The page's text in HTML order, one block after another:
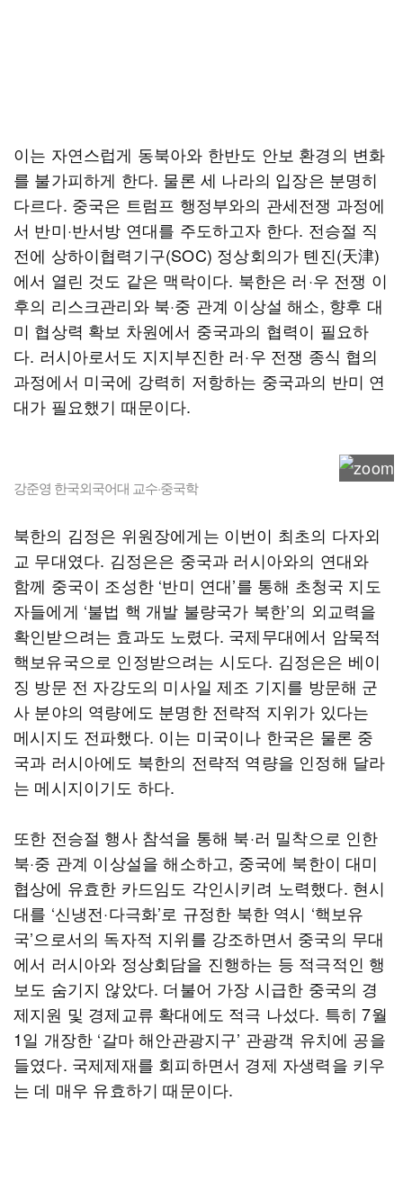
이는 자연스럽게 동북아와 한반도 안보 환경의 변화
를 불가피하게 한다. 물론 세 나라의 입장은 분명히
다르다. 중국은 트럼프 행정부와의 관세전쟁 과정에
서 반미·반서방 연대를 주도하고자 한다. 전승절 직
전에 상하이협력기구(SOC) 정상회의가 톈진(天津)
에서 열린 것도 같은 맥락이다. 북한은 러·우 전쟁 이
후의 리스크관리와 북·중 관계 이상설 해소, 향후 대
미 협상력 확보 차원에서 중국과의 협력이 필요하
다. 러시아로서도 지지부진한 러·우 전쟁 종식 협의
과정에서 미국에 강력히 저항하는 중국과의 반미 연
대가 필요했기 때문이다.
강준영 한국외국어대 교수·중국학
북한의 김정은 위원장에게는 이번이 최초의 다자외
교 무대였다. 김정은은 중국과 러시아와의 연대와
함께 중국이 조성한 ‘반미 연대’를 통해 초청국 지도
자들에게 ‘불법 핵 개발 불량국가 북한’의 외교력을
확인받으려는 효과도 노렸다. 국제무대에서 암묵적
핵보유국으로 인정받으려는 시도다. 김정은은 베이
징 방문 전 자강도의 미사일 제조 기지를 방문해 군
사 분야의 역량에도 분명한 전략적 지위가 있다는
메시지도 전파했다. 이는 미국이나 한국은 물론 중
국과 러시아에도 북한의 전략적 역량을 인정해 달라
는 메시지이기도 하다.
또한 전승절 행사 참석을 통해 북·러 밀착으로 인한
북·중 관계 이상설을 해소하고, 중국에 북한이 대미
협상에 유효한 카드임도 각인시키려 노력했다. 현시
대를 ‘신냉전·다극화’로 규정한 북한 역시 ‘핵보유
국’으로서의 독자적 지위를 강조하면서 중국의 무대
에서 러시아와 정상회담을 진행하는 등 적극적인 행
보도 숨기지 않았다. 더불어 가장 시급한 중국의 경
제지원 및 경제교류 확대에도 적극 나섰다. 특히 7월
1일 개장한 ‘갈마 해안관광지구’ 관광객 유치에 공을
들였다. 국제제재를 회피하면서 경제 자생력을 키우
는 데 매우 유효하기 때문이다.